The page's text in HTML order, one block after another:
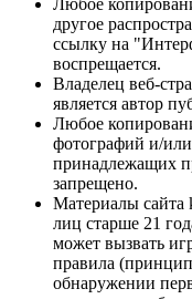
другое
ссылку на
воспрещается.
Владелец веб-
является автор
Любое
фотографий и/
принадлежащих
запрещено.
Материалы сайта
лиц старше 21
может вызвать
правила
обнаружении